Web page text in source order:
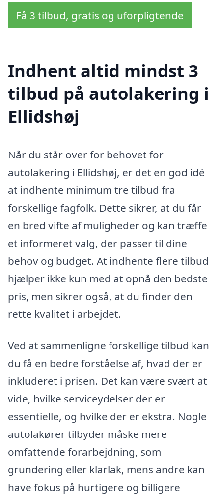
Få 3 tilbud, gratis og uforpligtende
Indhent altid mindst 3
tilbud på autolakering i
Ellidshøj
Når du står over for behovet for
autolakering i Ellidshøj, er det en god idé
at indhente minimum tre tilbud fra
forskellige fagfolk. Dette sikrer, at du får
en bred vifte af muligheder og kan træffe
et informeret valg, der passer til dine
behov og budget. At indhente flere tilbud
hjælper ikke kun med at opnå den bedste
pris, men sikrer også, at du finder den
rette kvalitet i arbejdet.
Ved at sammenligne forskellige tilbud kan
du få en bedre forståelse af, hvad der er
inkluderet i prisen. Det kan være svært at
vide, hvilke serviceydelser der er
essentielle, og hvilke der er ekstra. Nogle
autolakører tilbyder måske mere
omfattende forarbejdning, som
grundering eller klarlak, mens andre kan
have fokus på hurtigere og billigere